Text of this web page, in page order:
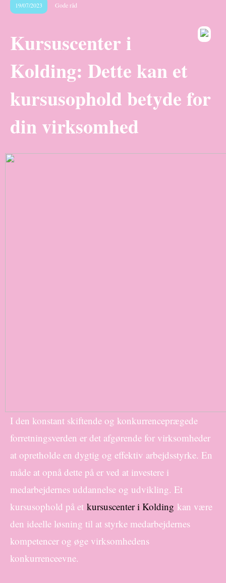
19/07/2023 Gode råd
Kursuscenter i
Kolding: Dette kan et
kursusophold betyde for
din virksomhed
I den konstant skiftende og konkurrenceprægede
forretningsverden er det afgørende for virksomheder
at opretholde en dygtig og effektiv arbejdsstyrke. En
måde at opnå dette på er ved at investere i
medarbejdernes uddannelse og udvikling. Et
kursusophold på et kursuscenter i Kolding kan være
den ideelle løsning til at styrke medarbejdernes
kompetencer og øge virksomhedens
konkurrenceevne.